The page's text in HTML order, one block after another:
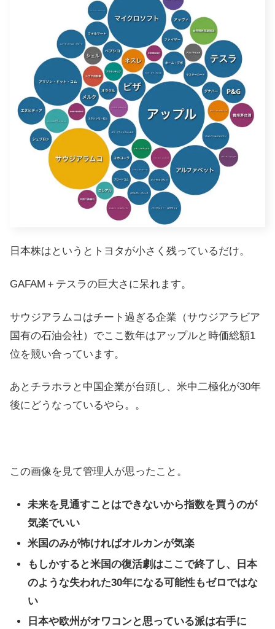
日本株はというとトヨタが小さく残っているだけ。
GAFAM＋テスラの巨大さに呆れます。
サウジアラムコはチート過ぎる企業（サウジアラビア
国有の石油会社）でここ数年はアップルと時価総額1
位を競い合っています。
あとチラホラと中国企業が台頭し、米中二極化が30年
後にどうなっているやら。。
この画像を見て管理人が思ったこと。
未来を見通すことはできないから指数を買うのが
気楽でいい
米国のみが怖ければオルカンが気楽
もしかすると米国の復活劇はここで終了し、日本
のような失われた30年になる可能性もゼロではな
い
日本や欧州がオワコンと思っている派は右手に